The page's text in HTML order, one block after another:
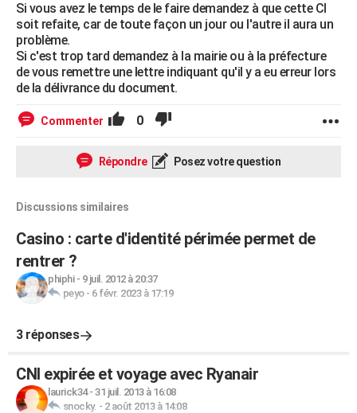
Si vous avez le temps de le faire demandez à que cette CI
soit refaite, car de toute façon un jour ou l'autre il aura un
problème.
Si c'est trop tard demandez à la mairie ou à la préfecture
de vous remettre une lettre indiquant qu'il y a eu erreur lors
de la délivrance du document.
Commenter 0
Répondre Posez votre question
Discussions similaires
Casino : carte d'identité périmée permet de
rentrer ?
phiphi- 9 juil. 2012 à 20:37
peyo- 6 févr. 2023 à 17:19
3 réponses
CNI expirée et voyage avec Ryanair
laurick34- 31 juil. 2013 à 16:08
snocky. - 2 août 2013 à 14:08